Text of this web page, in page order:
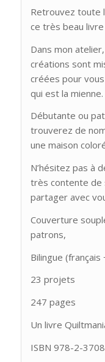
Retrouvez toute
ce très beau
Dans mon
créations sont
créées pour
qui est la mienne.
Débutante ou
trouverez de
une maison
N’hésitez pas à
très contente de
partager avec
Couverture
patrons,
Bilingue (français
23 projets
247 pages
Un livre
ISBN 978-2-